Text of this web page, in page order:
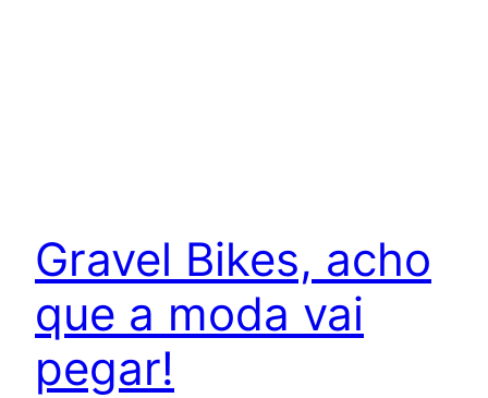
Gravel Bikes, acho
que a moda vai
pegar!